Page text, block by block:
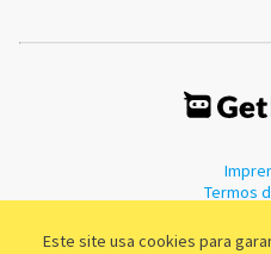
Este site usa cookies para
Termos